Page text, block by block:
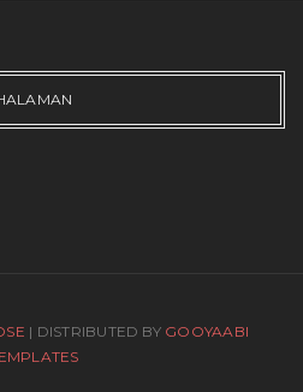
| DISTRIBUTED BY GOOYAABI